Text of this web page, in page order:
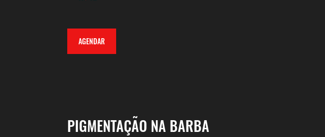
AGENDAR
PIGMENTAÇÃO NA BARBA